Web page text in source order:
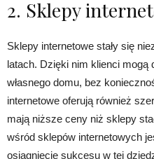
2. Sklepy
Sklepy internetowe stały się
latach. Dzięki nim klienci
własnego domu, bez
internetowe oferują również
mają niższe ceny niż sklepy
wśród sklepów internetowych
osiągnięcie sukcesu w tej